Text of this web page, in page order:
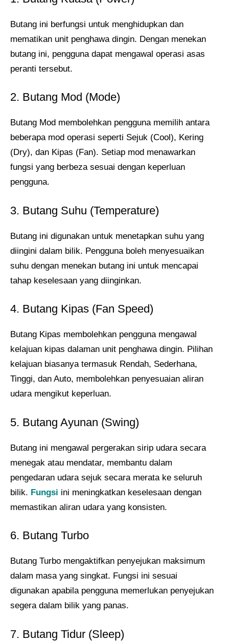
Butang ini berfungsi untuk menghidupkan dan
mematikan unit penghawa dingin. Dengan menekan
butang ini, pengguna dapat mengawal operasi asas
peranti tersebut.
2. Butang Mod (Mode)
Butang Mod membolehkan pengguna memilih antara
beberapa mod operasi seperti Sejuk (Cool), Kering
(Dry), dan Kipas (Fan). Setiap mod menawarkan
fungsi yang berbeza sesuai dengan keperluan
pengguna.
3. Butang Suhu (Temperature)
Butang ini digunakan untuk menetapkan suhu yang
diingini dalam bilik. Pengguna boleh menyesuaikan
suhu dengan menekan butang ini untuk mencapai
tahap keselesaan yang diinginkan.
4. Butang Kipas (Fan Speed)
Butang Kipas membolehkan pengguna mengawal
kelajuan kipas dalaman unit penghawa dingin. Pilihan
kelajuan biasanya termasuk Rendah, Sederhana,
Tinggi, dan Auto, membolehkan penyesuaian aliran
udara mengikut keperluan.
5. Butang Ayunan (Swing)
Butang ini mengawal pergerakan sirip udara secara
menegak atau mendatar, membantu dalam
pengedaran udara sejuk secara merata ke seluruh
bilik. Fungsi ini meningkatkan keselesaan dengan
memastikan aliran udara yang konsisten.
6. Butang Turbo
Butang Turbo mengaktifkan penyejukan maksimum
dalam masa yang singkat. Fungsi ini sesuai
digunakan apabila pengguna memerlukan penyejukan
segera dalam bilik yang panas.
7. Butang Tidur (Sleep)